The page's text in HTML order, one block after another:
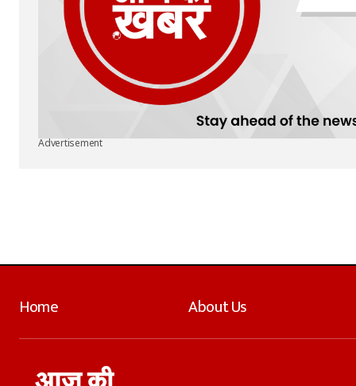
Advertisement
Home About Us